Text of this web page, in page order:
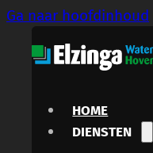
Ga naar hoofdinhoud
HOME
DIENSTEN